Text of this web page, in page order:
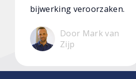
bijwerking veroorzaken.
Door Mark van
Zijp